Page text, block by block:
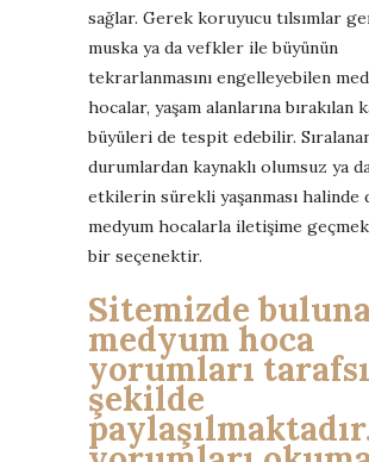
sağlar. Gerek koruyucu tılsımlar
muska ya da vefkler ile büyünün
tekrarlanmasını engelleyebilen
hocalar, yaşam alanlarına bırakılan
büyüleri de tespit edebilir.
durumlardan kaynaklı olumsuz ya
etkilerin sürekli yaşanması halinde
medyum hocalarla iletişime geçmek
bir seçenektir.
Sitemizde
medyum hoca
yorumları
şekilde